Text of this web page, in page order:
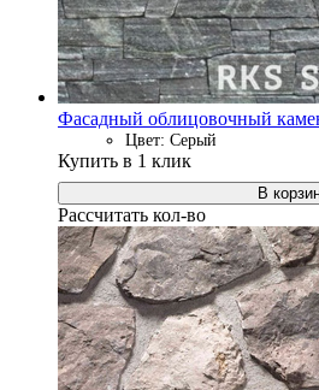
Фасадный облицовочный
Цвет: Серый
Купить в 1 клик
В
Рассчитать кол-во